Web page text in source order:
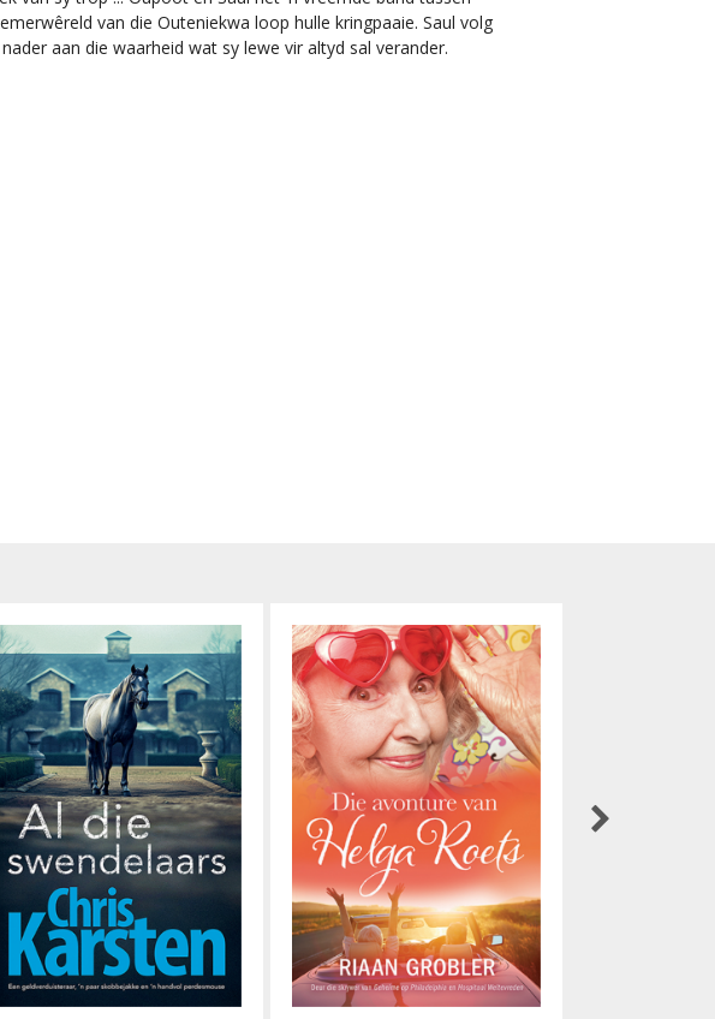
van die Outeniekwa loop hulle kringpaaie. Saul volg
aan die waarheid wat sy lewe vir altyd sal verander.